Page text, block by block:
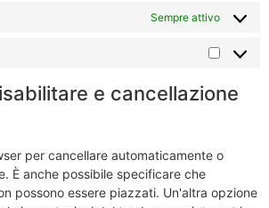
Sempre attivo
e cancellazione
per cancellare automaticamente o
È anche possibile specificare che
possono essere piazzati. Un'altra opzione